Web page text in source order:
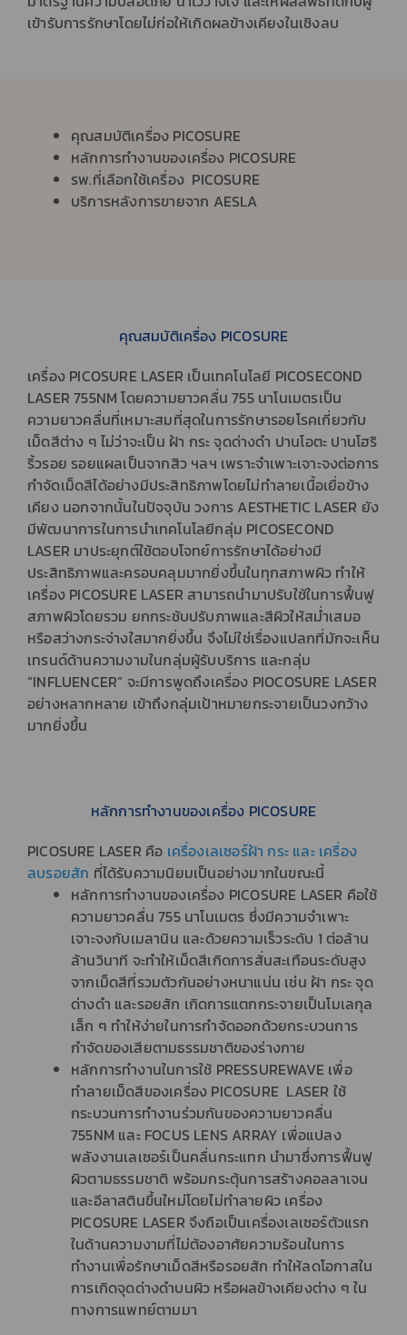
เข้ารับการรักษาโดยไม่ก่อให้เกิดผลข้างเคียงในเชิงลบ
คุณสมบัติเครื่อง PICOSURE
หลักการทำงานของเครื่อง PICOSURE
รพ.ที่เลือกใช้เครื่อง PICOSURE
บริการหลังการขายจาก AESLA
คุณสมบัติเครื่อง PICOSURE
เครื่อง PICOSURE LASER เป็นเทคโนโลยี PICOSECOND
LASER 755NM โดยความยาวคลื่น 755 นาโนเมตรเป็น
ความยาวคลื่นที่เหมาะสมที่สุดในการรักษารอยโรคเกี่ยวกับ
เม็ดสีต่าง ๆ ไม่ว่าจะเป็น ฝ้า กระ จุดด่างดำ ปานโอตะ ปานโฮริ
ริ้วรอย รอยแผลเป็นจากสิว ฯลฯ เพราะจำเพาะเจาะจงต่อการ
กำจัดเม็ดสีได้อย่างมีประสิทธิภาพโดยไม่ทำลายเนื้อเยื่อข้าง
เคียง นอกจากนั้นในปัจจุบัน วงการ AESTHETIC LASER ยัง
มีพัฒนาการในการนำเทคโนโลยีกลุ่ม PICOSECOND
LASER มาประยุกต์ใช้ตอบโจทย์การรักษาได้อย่างมี
ประสิทธิภาพและครอบคลุมมากยิ่งขึ้นในทุกสภาพผิว ทำให้
เครื่อง PICOSURE LASER สามารถนำมาปรับใช้ในการฟื้นฟู
สภาพผิวโดยรวม ยกกระชับปรับภาพและสีผิวให้สม่ำเสมอ
หรือสว่างกระจ่างใสมากยิ่งขึ้น จึงไม่ใช่เรื่องแปลกที่มักจะเห็น
เทรนด์ด้านความงามในกลุ่มผู้รับบริการ และกลุ่ม
“INFLUENCER” จะมีการพูดถึงเครื่อง PIOCOSURE LASER
อย่างหลากหลาย เข้าถึงกลุ่มเป้าหมายกระจายเป็นวงกว้าง
มากยิ่งขึ้น
หลักการทำงานของเครื่อง PICOSURE
PICOSURE LASER คือ เครื่องเลเซอร์ฝ้า กระ และ เครื่อง
ลบรอยสัก ที่ได้รับความนิยมเป็นอย่างมากในขณะนี้
หลักการทำงานของเครื่อง PICOSURE LASER คือใช้
ความยาวคลื่น 755 นาโนเมตร ซึ่งมีความจำเพาะ
เจาะจงกับเมลานิน และด้วยความเร็วระดับ 1 ต่อล้าน
ล้านวินาที จะทำให้เม็ดสีเกิดการสั่นสะเทือนระดับสูง
จากเม็ดสีที่รวมตัวกันอย่างหนาแน่น เช่น ฝ้า กระ จุด
ด่างดำ และรอยสัก เกิดการแตกกระจายเป็นโมเลกุล
เล็ก ๆ ทำให้ง่ายในการกำจัดออกด้วยกระบวนการ
กำจัดของเสียตามธรรมชาติของร่างกาย
หลักการทำงานในการใช้ PRESSUREWAVE เพื่อ
ทำลายเม็ดสีของเครื่อง PICOSURE LASER ใช้
กระบวนการทำงานร่วมกันของความยาวคลื่น
755NM และ FOCUS LENS ARRAY เพื่อแปลง
พลังงานเลเซอร์เป็นคลื่นกระแทก นำมาซึ่งการฟื้นฟู
ผิวตามธรรมชาติ พร้อมกระตุ้นการสร้างคอลลาเจน
และอีลาสตินขึ้นใหม่โดยไม่ทำลายผิว เครื่อง
PICOSURE LASER จึงถือเป็นเครื่องเลเซอร์ตัวแรก
ในด้านความงามที่ไม่ต้องอาศัยความร้อนในการ
ทำงานเพื่อรักษาเม็ดสีหรือรอยสัก ทำให้ลดโอกาสใน
การเกิดจุดด่างดำบนผิว หรือผลข้างเคียงต่าง ๆ ใน
ทางการแพทย์ตามมา